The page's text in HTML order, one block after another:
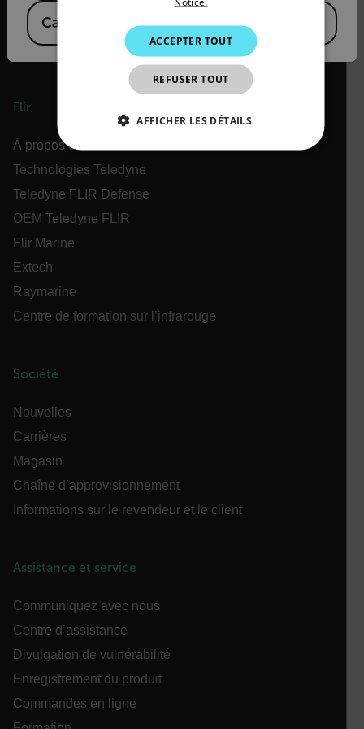
Flir
À propos de Flir
Technologies Teledyne
Teledyne FLIR Defense
OEM Teledyne FLIR
Flir Marine
Extech
Raymarine
Centre de formation sur l’infrarouge
Société
Nouvelles
Carrières
Magasin
Chaîne d’approvisionnement
Informations sur le revendeur et le client
Assistance et service
Communiquez avec nous
Centre d’assistance
Divulgation de vulnérabilité
Enregistrement du produit
Commandes en ligne
Canada EN) KOREAN
JAPANESE
CHINESE
ACCEPTER TOUT
REFUSER TOUT
AFFICHER LES DÉTAILS
PERFORMANCE
Strictement nécessaires
cart_products_skus
CS_FPC